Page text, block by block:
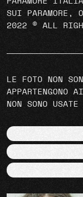
SUI PARAMORE,
2022 © ALL
LE FOTO NON
APPARTENGONO
NON SONO